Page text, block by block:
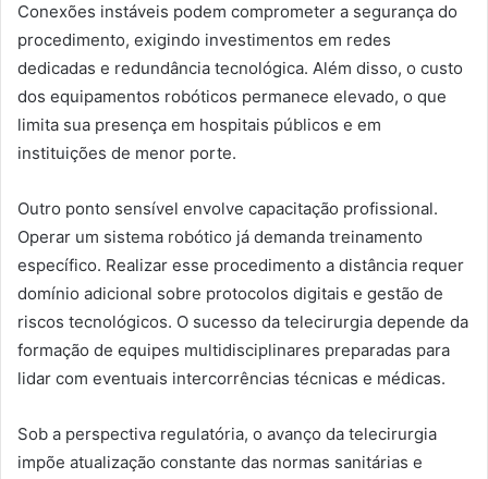
Conexões instáveis podem comprometer a segurança do
procedimento, exigindo investimentos em redes
dedicadas e redundância tecnológica. Além disso, o custo
dos equipamentos robóticos permanece elevado, o que
limita sua presença em hospitais públicos e em
instituições de menor porte.
Outro ponto sensível envolve capacitação profissional.
Operar um sistema robótico já demanda treinamento
específico. Realizar esse procedimento a distância requer
domínio adicional sobre protocolos digitais e gestão de
riscos tecnológicos. O sucesso da telecirurgia depende da
formação de equipes multidisciplinares preparadas para
lidar com eventuais intercorrências técnicas e médicas.
Sob a perspectiva regulatória, o avanço da telecirurgia
impõe atualização constante das normas sanitárias e